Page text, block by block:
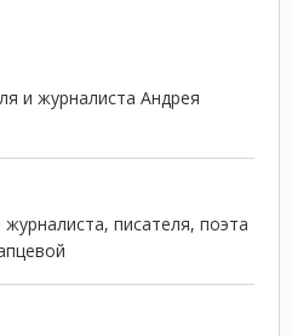
и журналиста Андрея
писателя, поэта